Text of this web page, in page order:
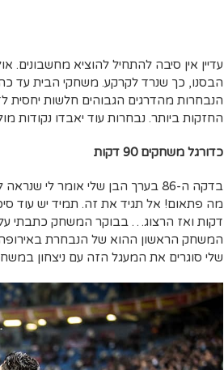
הבסנו, כך שנרד לקרקע. משחקי הבית עד
הנבחרות מהדרגים הגבוהים חלשות יחסית
החזקות ביותר. נבחרות עוד יאבדו נקודות
כדורגל משחקים 90 דקות
בדקה ה-86 בערך הבן שלי אומר לי
דקות ואז הרצוג… בבוקר המשחק כתבתי
שלי סוגרים את המעגל הזה עם ניצחון